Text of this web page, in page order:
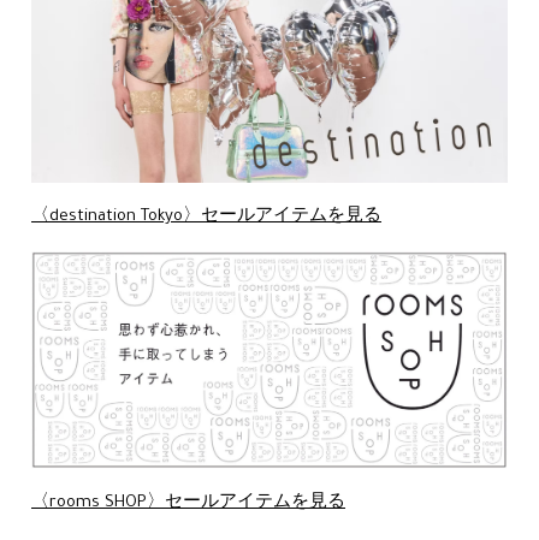
〈destination Tokyo〉セールアイテムを見る
〈rooms SHOP〉セールアイテムを見る